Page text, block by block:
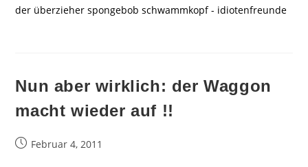
der überzieher spongebob schwammkopf - idiotenfreunde
Nun aber wirklich: der Waggon
macht wieder auf !!
BeitragFebruar 4, 2011